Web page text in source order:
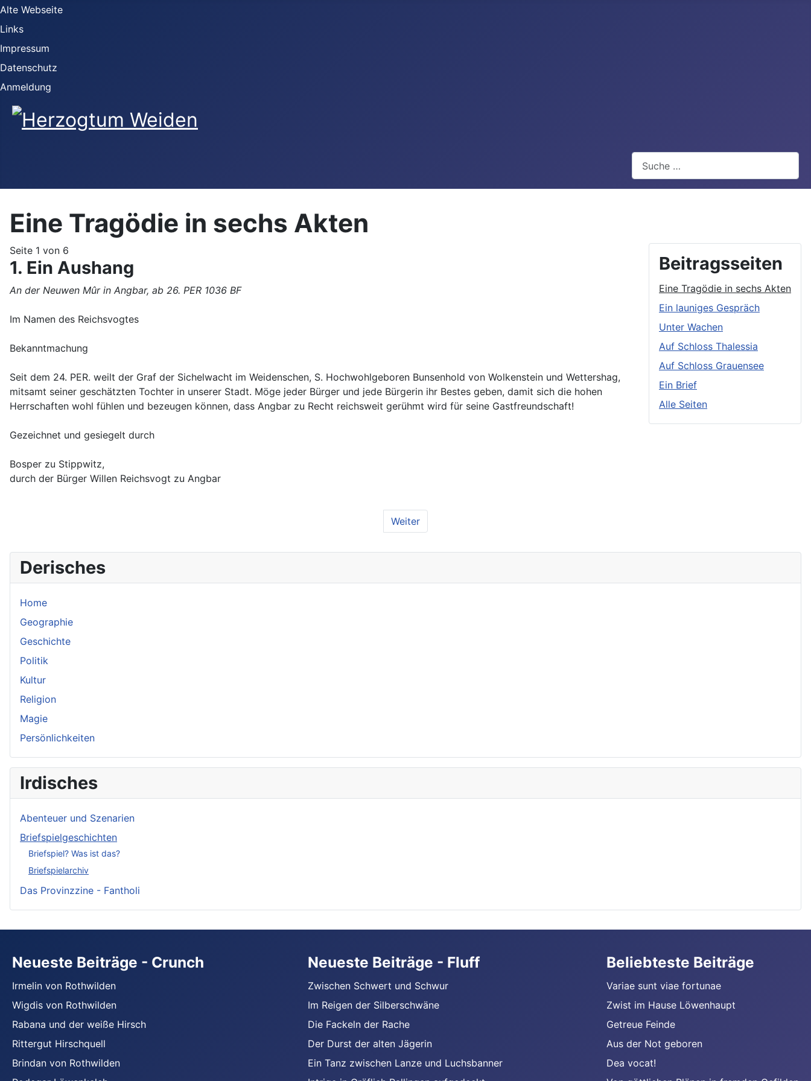
Alte Webseite
Links
Impressum
Datenschutz
Anmeldung
Derisches
Home
Geographie
Geschichte
Politik
Kultur
Religion
Magie
Persönlichkeiten
Irdisches
Abenteuer und Szenarien
Briefspielgeschichten
Briefspiel? Was ist das?
Briefspielarchiv
Das Provinzzine - Fantholi
Eine Tragödie in sechs Akten
Beitragsseiten
Eine Tragödie in sechs Akten
Ein launiges Gespräch
Unter Wachen
Auf Schloss Thalessia
Auf Schloss Grauensee
Ein Brief
Alle Seiten
Seite 1 von 6
1. Ein Aushang
An der Neuwen Mûr in Angbar, ab 26. PER 1036 BF
Im Namen des Reichsvogtes
Bekanntmachung
Seit dem 24. PER. weilt der Graf der Sichelwacht im Weidenschen, S. Hochwohlgeboren Bunsenhold von Wolkenstein und Wettershag,
mitsamt seiner geschätzten Tochter in unserer Stadt. Möge jeder Bürger und jede Bürgerin ihr Bestes geben, damit sich die hohen
Herrschaften wohl fühlen und bezeugen können, dass Angbar zu Recht reichsweit gerühmt wird für seine Gastfreundschaft!
Gezeichnet und gesiegelt durch
Bosper zu Stippwitz,
durch der Bürger Willen Reichsvogt zu Angbar
Weiter
Neueste Beiträge - Crunch
Irmelin von Rothwilden
Wigdis von Rothwilden
Rabana und der weiße Hirsch
Rittergut Hirschquell
Brindan von Rothwilden
Neueste Beiträge - Fluff
Zwischen Schwert und Schwur
Im Reigen der Silberschwäne
Die Fackeln der Rache
Der Durst der alten Jägerin
Ein Tanz zwischen Lanze und Luchsbanner
Beliebteste Beiträge
Variae sunt viae fortunae
Zwist im Hause Löwenhaupt
Getreue Feinde
Aus der Not geboren
Dea vocat!